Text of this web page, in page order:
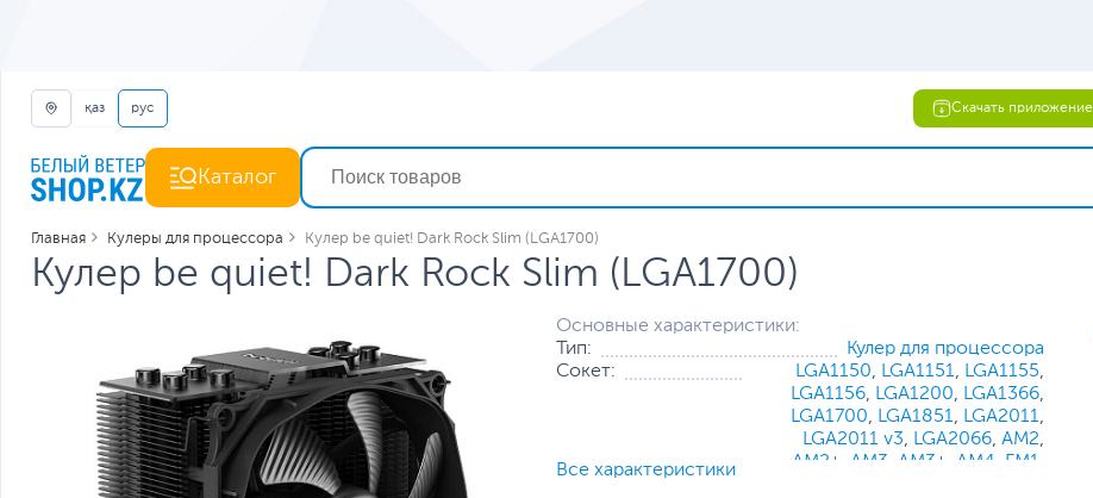
қаз рус Скачать приложение
Каталог
Главная Кулеры для процессора Кулер be quiet! Dark Rock Slim (LGA1700)
Кулер be quiet! Dark Rock Slim (LGA1700)
Основные характеристики:
Тип:
Кулер для процессора
Сокет:
LGA1150, LGA1151, LGA1155,
LGA1156, LGA1200, LGA1366,
LGA1700, LGA1851, LGA2011,
LGA2011 v3, LGA2066,AM2,
AM2+
AM3 AM3+ AM4 FM1
Все характеристики